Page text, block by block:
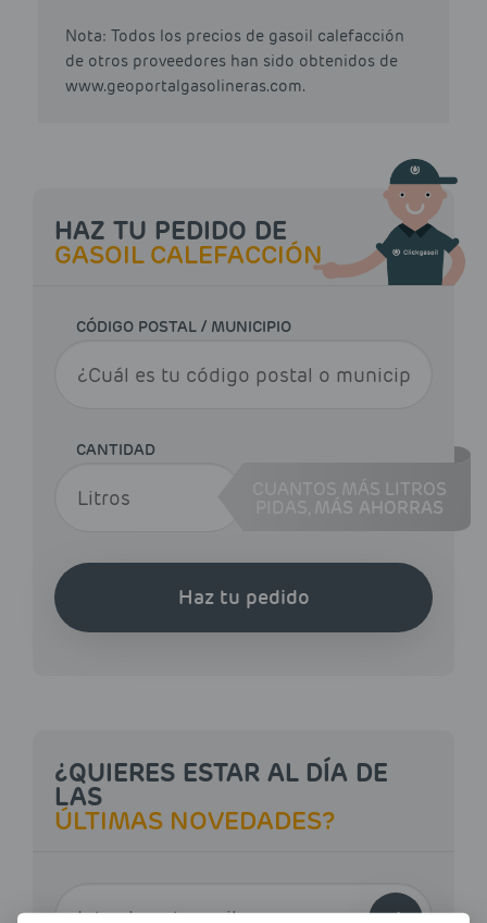
Nota: Todos los precios de gasoil calefacción
de otros proveedores han sido obtenidos de
www.geoportalgasolineras.com.
HAZ TU PEDIDO DE
GASOIL CALEFACCIÓN
CÓDIGO POSTAL / MUNICIPIO
CANTIDAD
CUANTOS MÁS LITROS
MÁS AHORRAS
Haz tu pedido
¿QUIERES ESTAR AL DÍA DE
LAS
ÚLTIMAS NOVEDADES?